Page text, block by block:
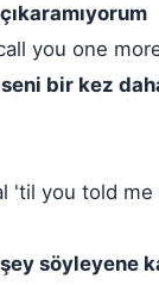
you one
bir kez
'til you told
söyleyene